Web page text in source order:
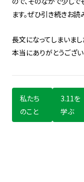
ます。ぜひ引き続きお読
長文になってしまいま
本当にありがとうござい
私たち
のこと
3.11を
学ぶ